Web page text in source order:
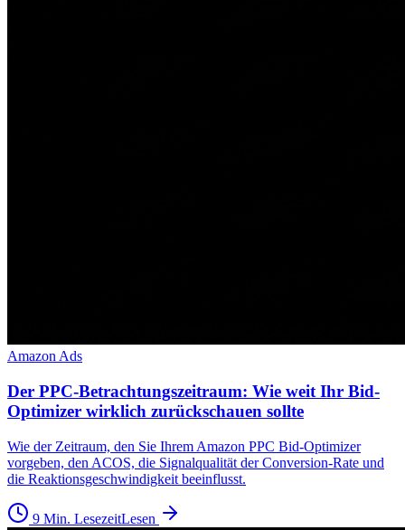
Amazon Ads
Der PPC-Betrachtungszeitraum: Wie weit Ihr Bid-
Optimizer wirklich zurückschauen sollte
Wie der Zeitraum, den Sie Ihrem Amazon PPC Bid-Optimizer
vorgeben, den ACOS, die Signalqualität der Conversion-Rate und
die Reaktionsgeschwindigkeit beeinflusst.
9 Min. LesezeitLesen